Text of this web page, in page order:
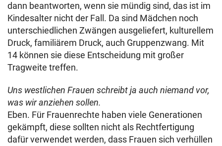
dann beantworten, wenn sie mündig sind, das ist im
Kindesalter nicht der Fall. Da sind Mädchen noch
unterschiedlichen Zwängen ausgeliefert, kulturellem
Druck, familiärem Druck, auch Gruppenzwang. Mit
14 können sie diese Entscheidung mit großer
Tragweite treffen.
Uns westlichen Frauen schreibt ja auch niemand vor,
was wir anziehen sollen.
Eben. Für Frauenrechte haben viele Generationen
gekämpft, diese sollten nicht als Rechtfertigung
dafür verwendet werden, dass Frauen sich verhüllen